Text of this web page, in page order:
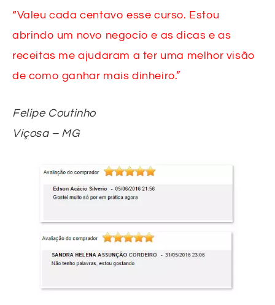
“Valeu cada centavo esse curso. Estou
abrindo um novo negocio e as dicas e as
receitas me ajudaram a ter uma melhor visão
de como ganhar mais dinheiro.”
Felipe Coutinho
Viçosa – MG